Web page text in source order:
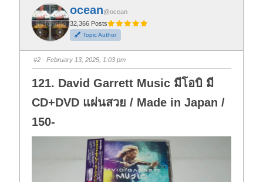
r
t
h
u
m
b
s
d
o
w
n
t
u
m
b
s
u
p
.
ocean@ocean
32,366 Posts
Topic Author
#2 · February 13, 2025, 1:03 pm
121. David Garrett Music มีโอบิ มี
CD+DVD แผ่นสวย / Made in Japan /
150-